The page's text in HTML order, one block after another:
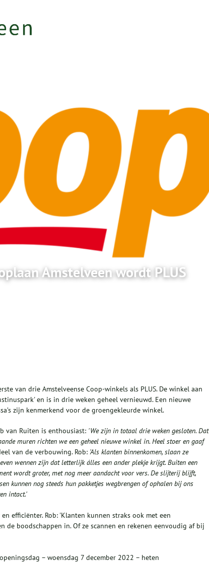
Amstelveen wordt PLUS
van drie Amstelveense Coop-winkels als PLUS. De winkel aan
en is in drie weken geheel vernieuwd. Een nieuwe
zijn kenmerkend voor de groengekleurde winkel.
van Ruiten is enthousiast: 'We zijn in totaal drie weken gesloten. Dat
muren richten we een geheel nieuwe winkel in. Heel stoer en gaaf
van de verbouwing. Rob: 'Als klanten binnenkomen, slaan ze
wennen zijn dat letterlijk álles een ander plekje krijgt. Buiten een
wordt groter, met nog meer aandacht voor vers. De slijterij blijft,
kunnen nog steeds hun pakketjes wegbrengen of ophalen bij ons
intact.'
efficiënter. Rob: 'Klanten kunnen straks ook met een
de boodschappen in. Of ze scannen en rekenen eenvoudig af bij
– woensdag 7 december 2022 – heten